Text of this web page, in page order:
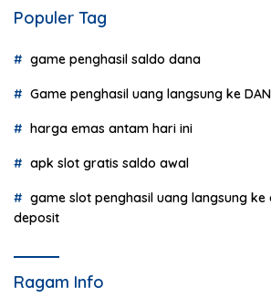
Populer Tag
game penghasil saldo dana
Game penghasil uang langsung ke
harga emas antam hari ini
apk slot gratis saldo awal
game slot penghasil uang langsung
deposit
Ragam Info